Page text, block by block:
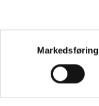
Markedsføring